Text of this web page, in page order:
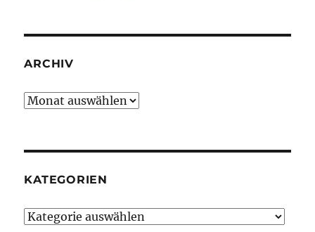
ARCHIV
Archiv
KATEGORIEN
Kategorien